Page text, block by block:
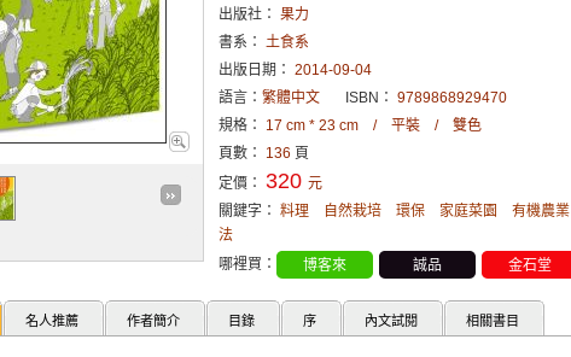
出版社： 果力
書系： 土食系
出版日期： 2014-09-04
語言： 繁體中文 ISBN： 9789868929470
規格： 17 cm * 23 cm / 平裝 / 雙色
頁數： 136 頁
定價： 320 元
關鍵字： 料理 自然栽培 環保 家庭菜園 有機農業
法
哪裡買：
博客來 誠品 金石堂
名人推薦 作者簡介 目錄 序 內文試閱 相關書目